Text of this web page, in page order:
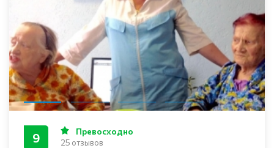
9 Превосходно
25 отзывов